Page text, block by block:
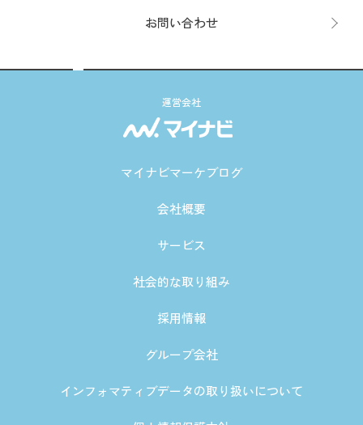
お問い合わせ
運営会社
マイナビマーケブログ
会社概要
サービス
社会的な取り組み
採用情報
グループ会社
インフォマティブデータの取り扱いについて